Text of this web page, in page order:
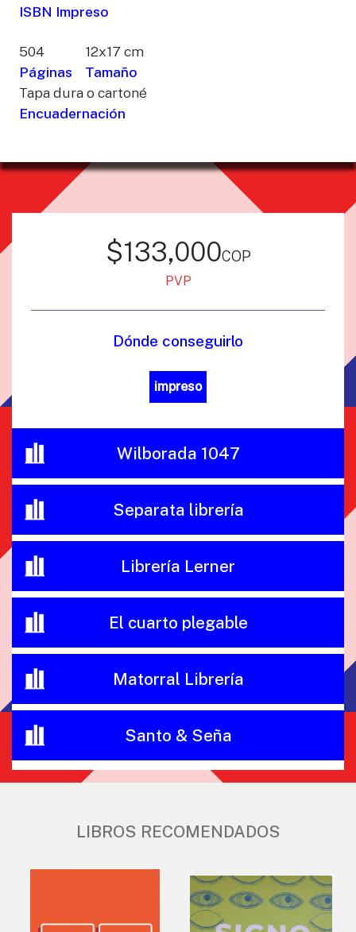
ISBN Impreso
504
Páginas
12x17 cm
Tamaño
Tapa dura o cartoné
Encuadernación
$133,000cop
PVP
Dónde conseguirlo
impreso
Wilborada 1047
Separata librería
Librería Lerner
El cuarto plegable
Matorral Librería
Santo & Seña
LIBROS RECOMENDADOS